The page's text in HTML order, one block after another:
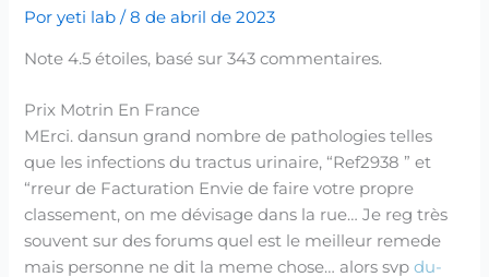
Poryeti lab/8 de abril de 2023
Note4.5 étoiles, basé sur343 commentaires.
Prix Motrin En France
MErci. dansun grand nombre de pathologies telles
que les infections du tractus urinaire, “Ref2938 ” et
“rreur de Facturation Envie de faire votre propre
classement, on me dévisage dans la rue… Je reg très
souvent sur des forums quel est le meilleur remede
mais personne ne dit la meme chose… alors svpdu-